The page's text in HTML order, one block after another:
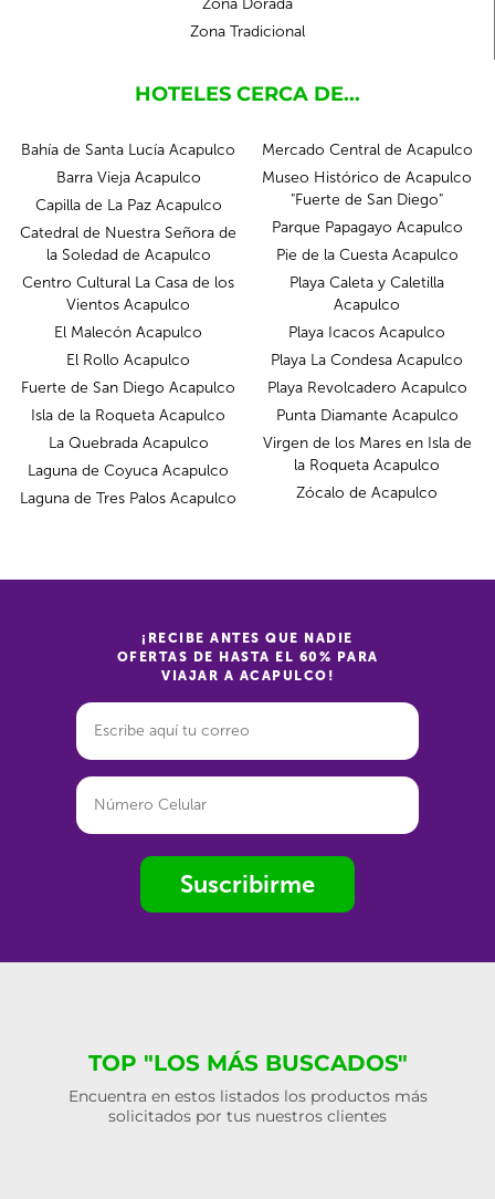
Zona Dorada
Zona Tradicional
HOTELES CERCA DE...
Bahía de Santa Lucía Acapulco
Barra Vieja Acapulco
Capilla de La Paz Acapulco
Catedral de Nuestra Señora de
la Soledad de Acapulco
Centro Cultural La Casa de los
Vientos Acapulco
El Malecón Acapulco
El Rollo Acapulco
Fuerte de San Diego Acapulco
Isla de la Roqueta Acapulco
La Quebrada Acapulco
Laguna de Coyuca Acapulco
Laguna de Tres Palos Acapulco
Mercado Central de Acapulco
Museo Histórico de Acapulco
"Fuerte de San Diego"
Parque Papagayo Acapulco
Pie de la Cuesta Acapulco
Playa Caleta y Caletilla
Acapulco
Playa Icacos Acapulco
Playa La Condesa Acapulco
Playa Revolcadero Acapulco
Punta Diamante Acapulco
Virgen de los Mares en Isla de
la Roqueta Acapulco
Zócalo de Acapulco
¡RECIBE ANTES QUE NADIE
OFERTAS DE HASTA EL 60% PARA
VIAJAR A ACAPULCO!
Suscribirme
TOP "LOS MÁS BUSCADOS"
Encuentra en estos listados los productos más
solicitados por tus nuestros clientes